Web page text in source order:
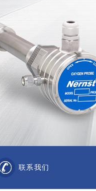
联系我们